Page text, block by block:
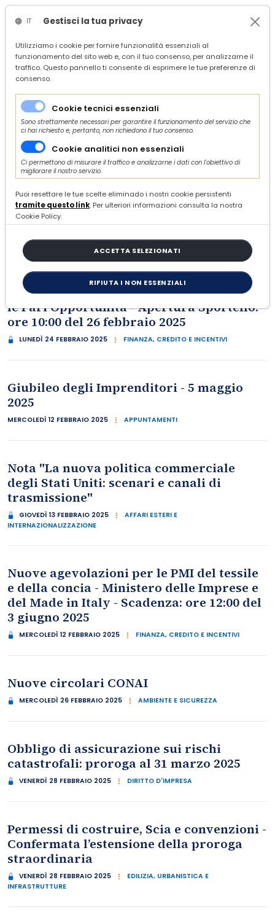
/ Confindustria Ascoli Piceno
/ search
/
31 ARTICOLI
ORDINA E FILTRA
CONGO RDC MINING WEEK 2025
MARTEDÌ 11 FEBBRAIO 2025
Contributi alle PMI per la certificazione
della parità di genere - Dipartimento per
le Pari Opportunità - Apertura Sportello:
ore 10:00 del 26 febbraio 2025
LUNEDÌ 24 FEBBRAIO 2025 FINANZA, CREDITO E INCENTIVI
Giubileo degli Imprenditori - 5 maggio
2025
MERCOLEDÌ 12 FEBBRAIO 2025 APPUNTAMENTI
Nota "La nuova politica commerciale
degli Stati Uniti: scenari e canali di
trasmissione"
GIOVEDÌ 13 FEBBRAIO 2025
AFFARI ESTERI E
INTERNAZIONALIZZAZIONE
Nuove agevolazioni per le PMI del tessile
e della concia - Ministero delle Imprese e
del Made in Italy - Scadenza: ore 12:00 del
3 giugno 2025
MERCOLEDÌ 12 FEBBRAIO 2025 FINANZA, CREDITO E INCENTIVI
Nuove circolari CONAI
MERCOLEDÌ 26 FEBBRAIO 2025 AMBIENTE E SICUREZZA
Obbligo di assicurazione sui rischi
catastrofali: proroga al 31 marzo 2025
VENERDÌ 28 FEBBRAIO 2025 DIRITTO D'IMPRESA
Permessi di costruire, Scia e convenzioni -
Confermata l’estensione della proroga
straordinaria
VENERDÌ 28 FEBBRAIO 2025
EDILIZIA, URBANISTICA E
INFRASTRUTTURE
IT Gestisci la tua privacy
Utilizziamo i cookie per fornire funzionalità essenziali al
funzionamento del sito web e, con il tuo consenso, per analizzarne il
traffico. Questo pannello ti consente di esprimere le tue preferenze di
consenso.
Cookie tecnici essenziali
Sono strettamente necessari per garantire il funzionamento del servizio che
ci hai richiesto e, pertanto, non richiedono il tuo consenso.
Cookie analitici non essenziali
Ci permettono di misurare il traffico e analizzarne i dati con l'obiettivo di
migliorare il nostro servizio.
Puoi resettare le tue scelte eliminado i nostri cookie persistenti
tramite questo link. Per ulteriori informazioni consulta la nostra
Cookie Policy.
ACCETTA SELEZIONATI
RIFIUTA I NON ESSENZIALI